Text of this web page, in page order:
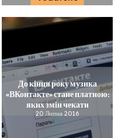
До кінця року музика
«ВКонтакте» стане платною:
яких змін чекати
20 Липня 2016